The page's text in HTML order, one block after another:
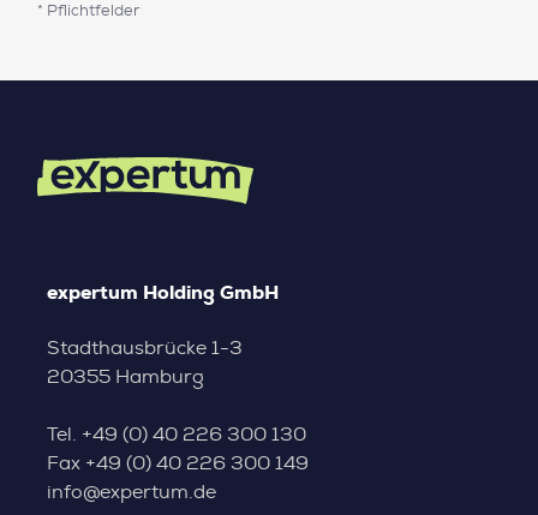
* Pflichtfelder
expertum Holding GmbH
Stadthausbrücke 1-3
20355 Hamburg
Tel. +49 (0) 40 226 300 130
Fax +49 (0) 40 226 300 149
info@expertum.de